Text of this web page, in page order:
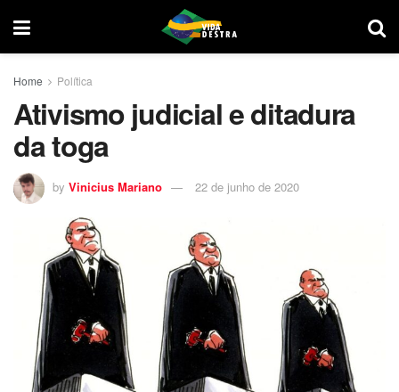
Home Política
Ativismo judicial e ditadura
da toga
by Vinicius Mariano 22 de junho de 2020